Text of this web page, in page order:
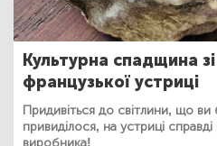
Культурна спадщина
французької устриці
Придивіться до світлини, що
привиділося, на устриці
виробника!